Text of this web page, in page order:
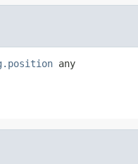
any